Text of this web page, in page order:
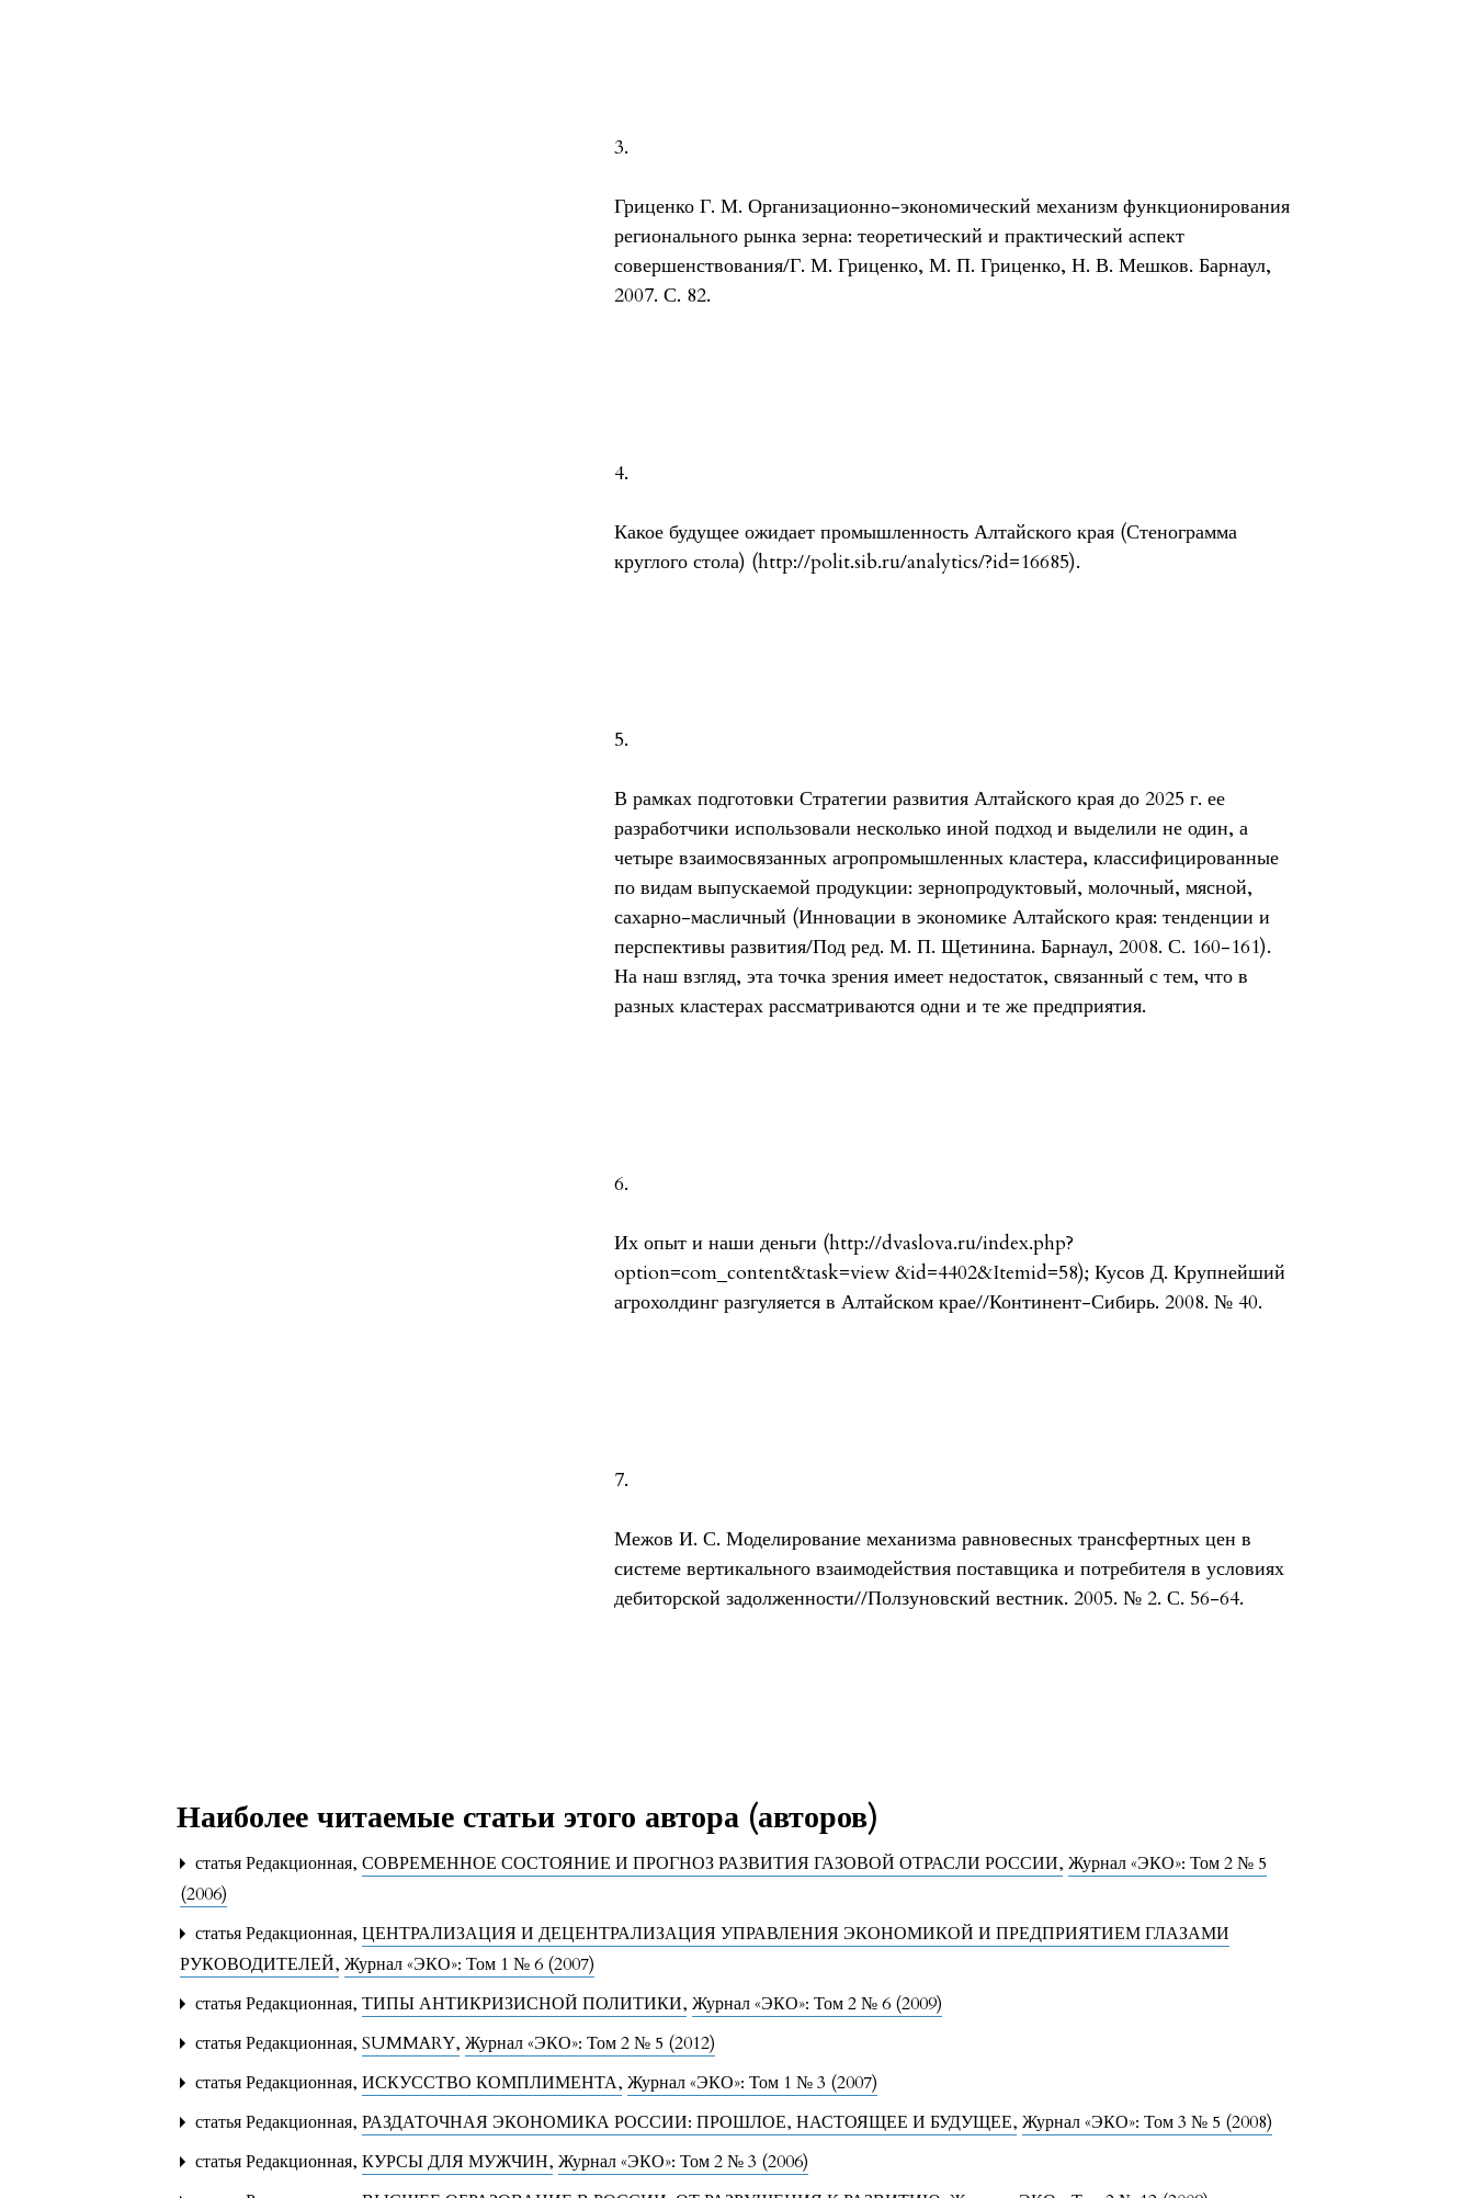
3.
Гриценко Г. М. Организационно-экономический механизм функционирования
регионального рынка зерна: теоретический и практический аспект
совершенствования/Г. М. Гриценко, М. П. Гриценко, Н. В. Мешков. Барнаул,
2007. С. 82.
4.
Какое будущее ожидает промышленность Алтайского края (Стенограмма
круглого стола) (http://polit.sib.ru/analytics/?id=16685).
5.
В рамках подготовки Стратегии развития Алтайского края до 2025 г. ее
разработчики использовали несколько иной подход и выделили не один, а
четыре взаимосвязанных агропромышленных кластера, классифицированные
по видам выпускаемой продукции: зернопродуктовый, молочный, мясной,
сахарно-масличный (Инновации в экономике Алтайского края: тенденции и
перспективы развития/Под ред. М. П. Щетинина. Барнаул, 2008. С. 160-161).
На наш взгляд, эта точка зрения имеет недостаток, связанный с тем, что в
разных кластерах рассматриваются одни и те же предприятия.
6.
Их опыт и наши деньги (http://dvaslova.ru/index.php?
option=com_content&task=view &id=4402&Itemid=58); Кусов Д. Крупнейший
агрохолдинг разгуляется в Алтайском крае//Континент-Сибирь. 2008. № 40.
7.
Межов И. С. Моделирование механизма равновесных трансфертных цен в
системе вертикального взаимодействия поставщика и потребителя в условиях
дебиторской задолженности//Ползуновский вестник. 2005. № 2. С. 56-64.
Наиболее читаемые статьи этого автора (авторов)
статья Редакционная,СОВРЕМЕННОЕ СОСТОЯНИЕ И ПРОГНОЗ РАЗВИТИЯ ГАЗОВОЙ ОТРАСЛИ РОССИИ,Журнал «ЭКО»: Том 2 № 5
(2006)
статья Редакционная,ЦЕНТРАЛИЗАЦИЯ И ДЕЦЕНТРАЛИЗАЦИЯ УПРАВЛЕНИЯ ЭКОНОМИКОЙ И ПРЕДПРИЯТИЕМ ГЛАЗАМИ
РУКОВОДИТЕЛЕЙ,Журнал «ЭКО»: Том 1 № 6 (2007)
статья Редакционная,ТИПЫ АНТИКРИЗИСНОЙ ПОЛИТИКИ,Журнал «ЭКО»: Том 2 № 6 (2009)
статья Редакционная,SUMMARY,Журнал «ЭКО»: Том 2 № 5 (2012)
статья Редакционная,ИСКУССТВО КОМПЛИМЕНТА,Журнал «ЭКО»: Том 1 № 3 (2007)
статья Редакционная,РАЗДАТОЧНАЯ ЭКОНОМИКА РОССИИ: ПРОШЛОЕ, НАСТОЯЩЕЕ И БУДУЩЕЕ,Журнал «ЭКО»: Том 3 № 5 (2008)
статья Редакционная,КУРСЫ ДЛЯ МУЖЧИН,Журнал «ЭКО»: Том 2 № 3 (2006)